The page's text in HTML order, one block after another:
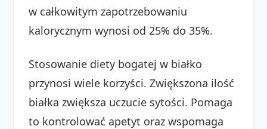
w całkowitym zapotrzebowaniu
kalorycznym wynosi od 25% do 35%.
Stosowanie diety bogatej w białko
przynosi wiele korzyści. Zwiększona ilość
białka zwiększa uczucie sytości. Pomaga
to kontrolować apetyt oraz wspomaga